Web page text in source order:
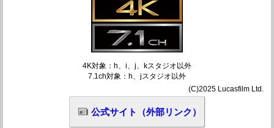
4K対象：h、i、j、kスタジオ以外
7.1ch対象：h、jスタジオ以外
(C)2025 Lucasfilm Ltd.
公式サイト（外部リンク）